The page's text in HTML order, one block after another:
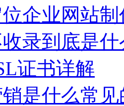
企业网站
收录到底是
证书详解
销是什么常